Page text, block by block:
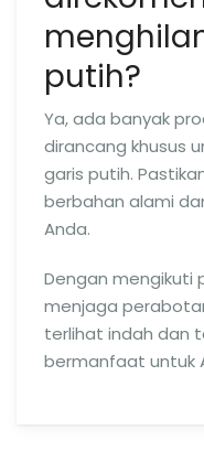
putih?
Ya, ada banyak
dirancang khusus
garis putih.
berbahan alami
Anda.
Dengan mengikuti
menjaga
terlihat indah dan
bermanfaat untuk